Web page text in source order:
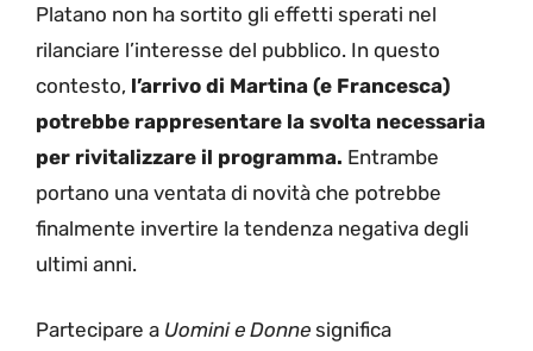
Platano non ha sortito gli effetti sperati nel
rilanciare l’interesse del pubblico. In questo
contesto, l’arrivo di Martina (e Francesca)
potrebbe rappresentare la svolta necessaria
per rivitalizzare il programma. Entrambe
portano una ventata di novità che potrebbe
finalmente invertire la tendenza negativa degli
ultimi anni.
Partecipare a Uomini e Donne significa